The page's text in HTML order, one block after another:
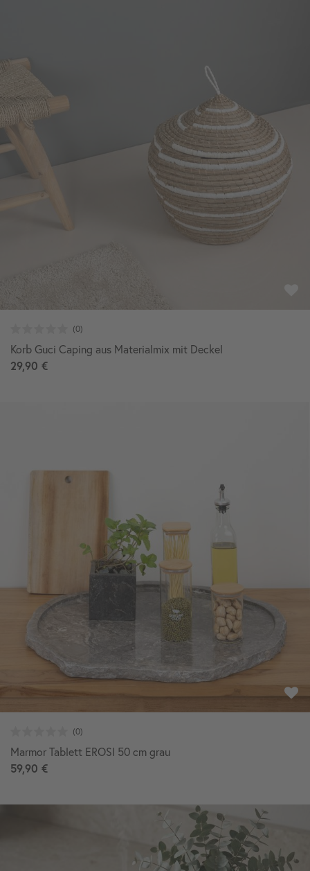
Korb Guci Caping aus Materialmix mit Deckel
29,90 €
Marmor Tablett EROSI 50 cm grau
59,90 €